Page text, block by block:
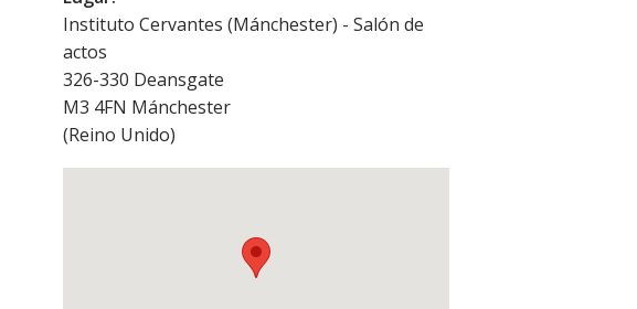
Instituto Cervantes (Mánchester) - Salón de
actos
326-330 Deansgate
M3 4FN Mánchester
(Reino Unido)